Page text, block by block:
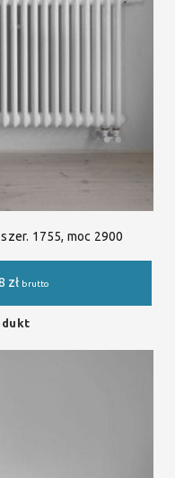
1755, moc 2900
zł brutto